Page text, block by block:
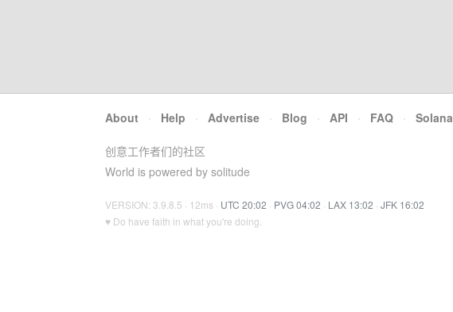
About · Help · Advertise · Blog · API · FAQ · Solana
创意工作者们的社区
World is powered by solitude
VERSION: 3.9.8.5 · 12ms · UTC 20:02 · PVG 04:02 · LAX 13:02 · JFK 16:02
♥ Do have faith in what you're doing.